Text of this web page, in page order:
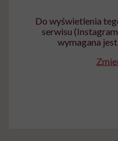
Do wyświetlenia
serwisu
wymagana